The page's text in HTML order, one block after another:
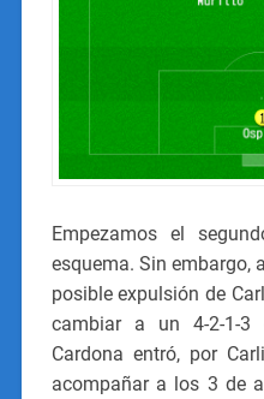
Empezamos el
esquema. Sin embargo,
posible expulsión de
cambiar a un 4-2-1-
Cardona entró, por
acompañar a los 3 de